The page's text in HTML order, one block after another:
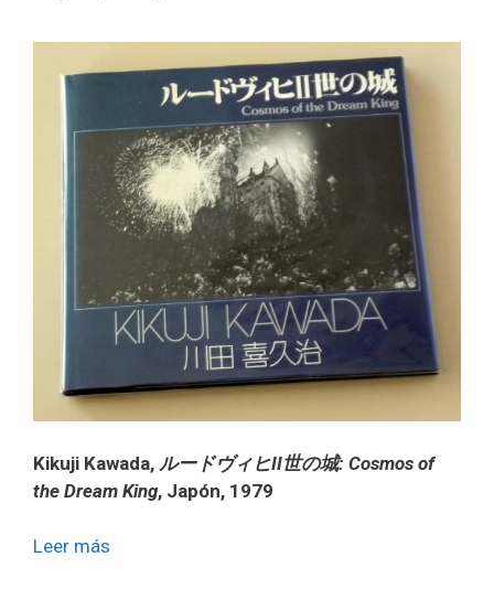
Kikuji Kawada, ルードヴィヒII世の城: Cosmos of
the Dream King, Japón, 1979
Leer más